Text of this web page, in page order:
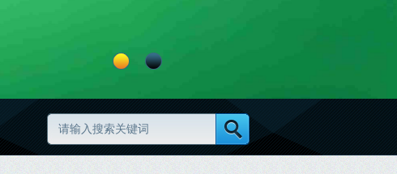
废旧物资清理怎么做更高效更规范 废旧物资分类怎么做更规范